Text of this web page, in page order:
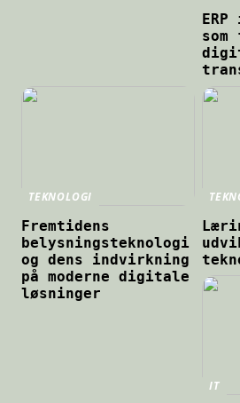
som
TEKNOLOGI
Fremtidens
belysningsteknologi
og dens indvirkning
på moderne digitale
løsninger
IT